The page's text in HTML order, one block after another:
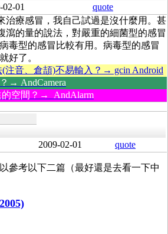
02-01
quote
治療感冒，我自己試過是沒什麼用。甚
瀉的量的說法，對嚴重的細菌型的感冒
毒型的感冒比較有用。病毒型的感冒
好了。
注音、倉頡)不易輸入？→ gcin Android
→ AndCamera
的空間？→ AndAlarm
2009-02-01 quote
參考以下二篇（最好還是去看一下中